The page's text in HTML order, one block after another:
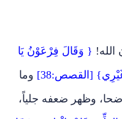
{ وَقَالَ فِرْعَوْنُ يَا
[القصص:38]
وما
وظهر ضعفه جلياً،